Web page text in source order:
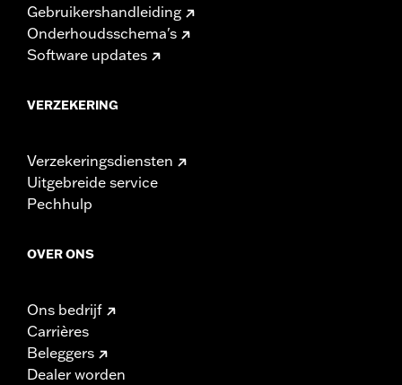
Gebruikershandleiding
Onderhoudsschema's
Software updates
VERZEKERING
Verzekeringsdiensten
Uitgebreide service
Pechhulp
OVER ONS
Ons bedrijf
Carrières
Beleggers
Dealer worden